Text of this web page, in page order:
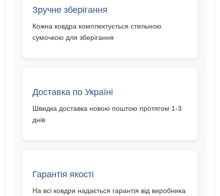
Зручне зберігання
Кожна ковдра комплектується стильною
сумочкою для зберігання
Доставка по Україні
Швидка доставка новою поштою протягом 1-3
днів
Гарантія якості
На всі ковдри надається гарантія від виробника